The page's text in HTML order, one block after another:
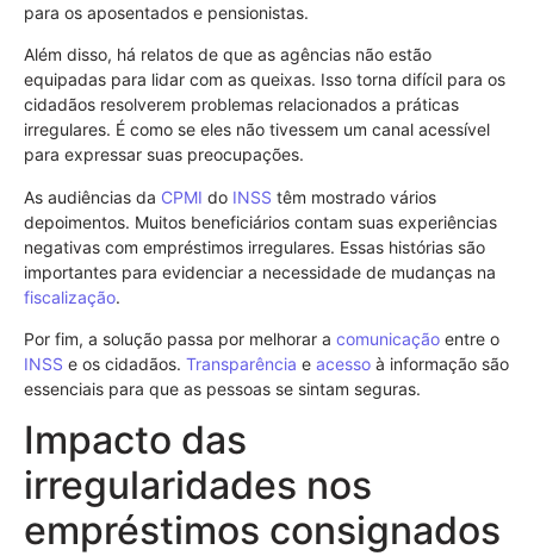
para os aposentados e pensionistas.
Além disso, há relatos de que as agências não estão
equipadas para lidar com as queixas. Isso torna difícil para os
cidadãos resolverem problemas relacionados a práticas
irregulares. É como se eles não tivessem um canal acessível
para expressar suas preocupações.
As audiências da CPMI do INSS têm mostrado vários
depoimentos. Muitos beneficiários contam suas experiências
negativas com empréstimos irregulares. Essas histórias são
importantes para evidenciar a necessidade de mudanças na
fiscalização.
Por fim, a solução passa por melhorar a comunicação entre o
INSS e os cidadãos. Transparência e acesso à informação são
essenciais para que as pessoas se sintam seguras.
Impacto das
irregularidades nos
empréstimos consignados